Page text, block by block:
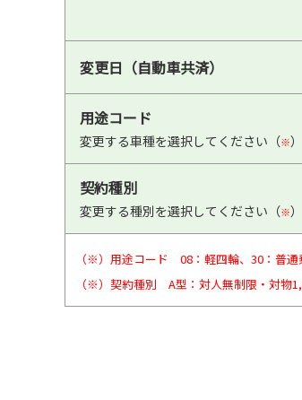
変更日（自動車共済）
用途コード
変更する車種を選択してください（※）
契約種別
変更する種別を選択してください（※）
（※）用途コード 08：軽四輪、30：普
（※）契約種別 A型：対人無制限・対物